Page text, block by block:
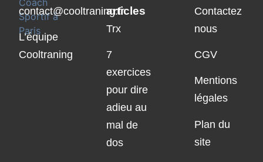
contact@cooltraning.fr
L’équipe
Cooltraning
articles
Trx
7
exercices
pour dire
adieu au
mal de
dos
Contactez
nous
CGV
Mentions
légales
Plan du
site